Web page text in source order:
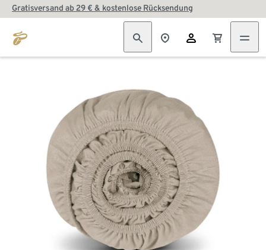
Gratisversand ab 29 € & kostenlose Rücksendung